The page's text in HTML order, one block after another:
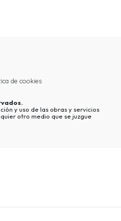
de cookies
y uso de las obras y servicios
otro medio que se juzgue